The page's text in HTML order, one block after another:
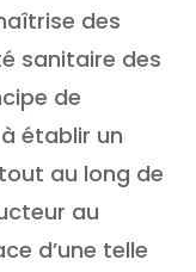
des
sanitaire des
de
établir un
au long de
au
d’une telle